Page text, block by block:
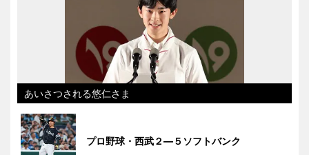
あいさつされる悠仁さま
プロ野球・西武２―５ソフトバンク